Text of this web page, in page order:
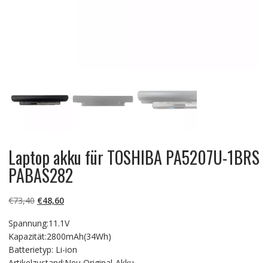
Laptop akku für TOSHIBA PA5207U-1BRS
PABAS282
€73,40 Ursprünglicher
war:
€73,40
€48,60Aktueller
ist:
€48,60.
Spannung:11.1V
Kapazität:2800mAh(34Wh)
Batterietyp: Li-ion